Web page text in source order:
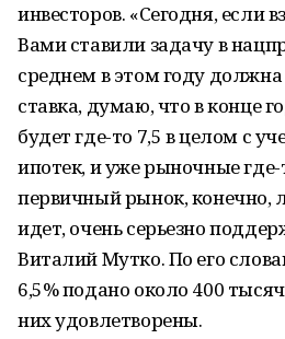
инвесторов. «Сегодня, если
Вами ставили задачу в
среднем в этом году
ставка, думаю, что в конце
будет где-то 7,5 в целом с
ипотек, и уже рыночные где-
первичный рынок, конечно,
идет, очень серьезно
Виталий Мутко. По его
6,5% подано около 400
них удовлетворены.